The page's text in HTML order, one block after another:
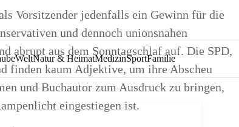
WeltNatur & HeimatMedizinSportFamilie
Vorsitzender jedenfalls ein Gewinn für die
und dennoch unionsnahen
abrupt aus dem Sonntagschlaf auf. Die SPD,
finden kaum Adjektive, um ihre Abscheu
und Buchautor zum Ausdruck zu bringen,
eingestiegen ist.